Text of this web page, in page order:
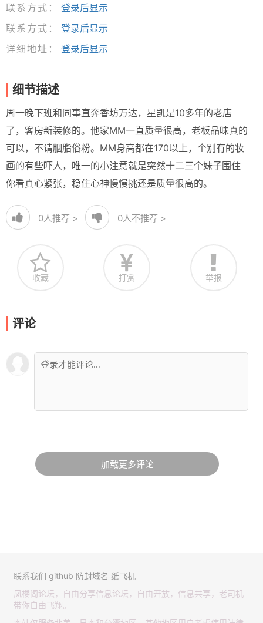
联系方式：
登录后显示
联系方式：
登录后显示
详细地址：
登录后显示
细节描述
周一晚下班和同事直奔香坊万达，星凯是10多年的老店
了，客房新装修的。他家MM一直质量很高，老板品味真的
可以，不请胭脂俗粉。MM身高都在170以上，个别有的妆
画的有些吓人，唯一的小注意就是突然十二三个妹子围住
你看真心紧张，稳住心神慢慢挑还是质量很高的。
0人推荐 > 0人不推荐 >
收藏 打赏 举报
评论
加载更多评论
联系我们 github 防封域名 纸飞机
凤楼阁论坛，自由分享信息论坛，自由开放，信息共享，老司机
带你自由飞翔。